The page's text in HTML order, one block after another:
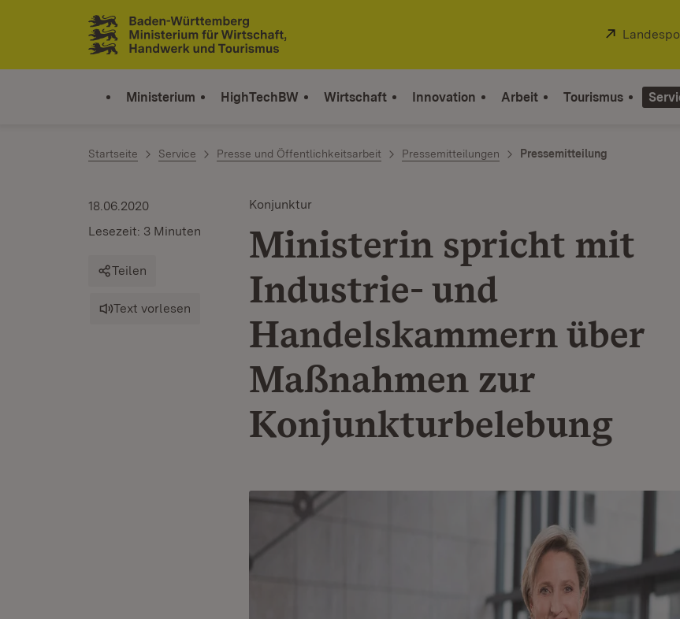
Zum Inhalt springen
Link zur Startseite
Extern:
Ministerium HighTechBW Wirtschaft Innovation Arbeit Tourismus
Startseite Service Presse und Öffentlichkeitsarbeit Pressemitteilungen Pressemitteilung
Konjunktur
Ministerin spricht mit
Industrie- und
Handelskammern über
Maßnahmen zur
Konjunkturbelebung
18.06.2020
Lesezeit: 3 Minuten
Teilen
Text vorlesen